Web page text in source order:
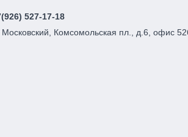
527-17-18
Московский, Комсомольская пл., д.6, офис